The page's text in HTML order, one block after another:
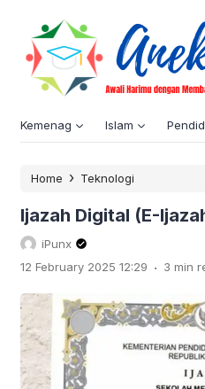
Kemenag Islam
Home › Teknologi
Ijazah Digital (E-
iPunx
12 February 2025 12:29 . 3 min